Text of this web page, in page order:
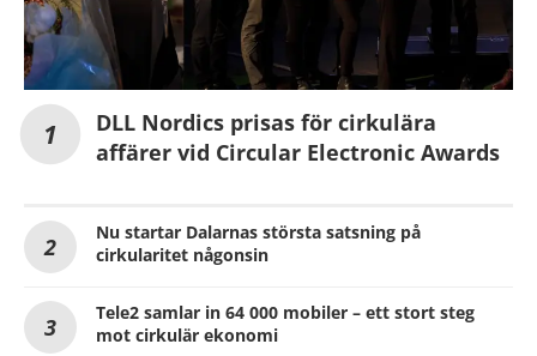
DLL Nordics prisas för cirkulära
affärer vid Circular Electronic Awards
Nu startar Dalarnas största satsning på
cirkularitet någonsin
Tele2 samlar in 64 000 mobiler – ett stort steg
mot cirkulär ekonomi